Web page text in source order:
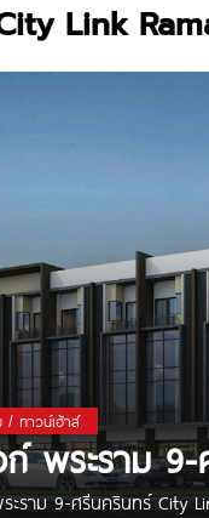
Link
/ ทาวน์เฮ้าส์
พระราม 9-
ราม 9-ศรีนครินทร์ City